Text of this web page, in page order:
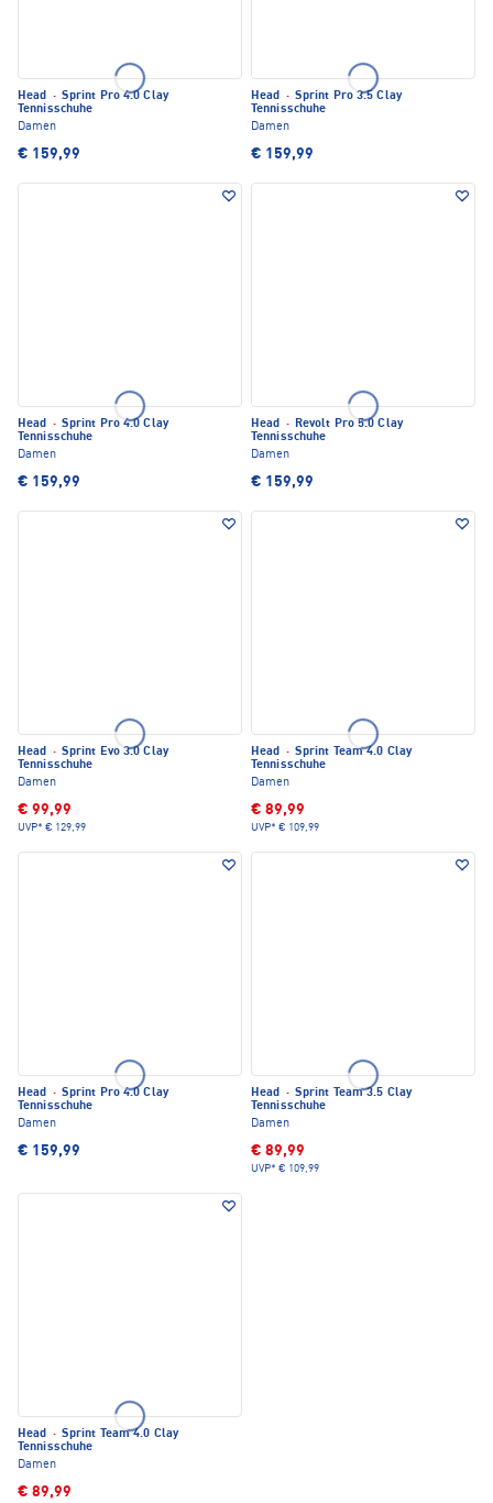
Head · Sprint Pro 4.0 Clay
Tennisschuhe
Damen
€ 159,99
Head · Sprint Pro 3.5 Clay
Tennisschuhe
Damen
€ 159,99
Head · Sprint Pro 4.0 Clay
Tennisschuhe
Damen
€ 159,99
Head · Revolt Pro 5.0 Clay
Tennisschuhe
Damen
€ 159,99
Head · Sprint Evo 3.0 Clay
Tennisschuhe
Damen
€ 99,99
UVP* € 129,99
Head · Sprint Team 4.0 Clay
Tennisschuhe
Damen
€ 89,99
UVP* € 109,99
Head · Sprint Pro 4.0 Clay
Tennisschuhe
Damen
€ 159,99
Head · Sprint Team 3.5 Clay
Tennisschuhe
Damen
€ 89,99
UVP* € 109,99
Head · Sprint Team 4.0 Clay
Tennisschuhe
Damen
€ 89,99